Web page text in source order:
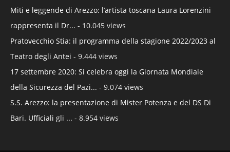
Miti e leggende di Arezzo: l’artista toscana Laura Lorenzini
rappresenta il Dr... - 10.045 views
Pratovecchio Stia: il programma della stagione 2022/2023 al
Teatro degli Antei - 9.444 views
17 settembre 2020: Si celebra oggi la Giornata Mondiale
della Sicurezza del Pazi... - 9.074 views
S.S. Arezzo: la presentazione di Mister Potenza e del DS Di
Bari. Ufficiali gli ... - 8.954 views